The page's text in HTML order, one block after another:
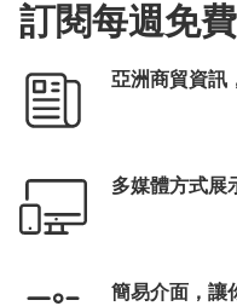
訂閱每週免
亞洲商貿資訊
多媒體方式展
簡易介面，讓